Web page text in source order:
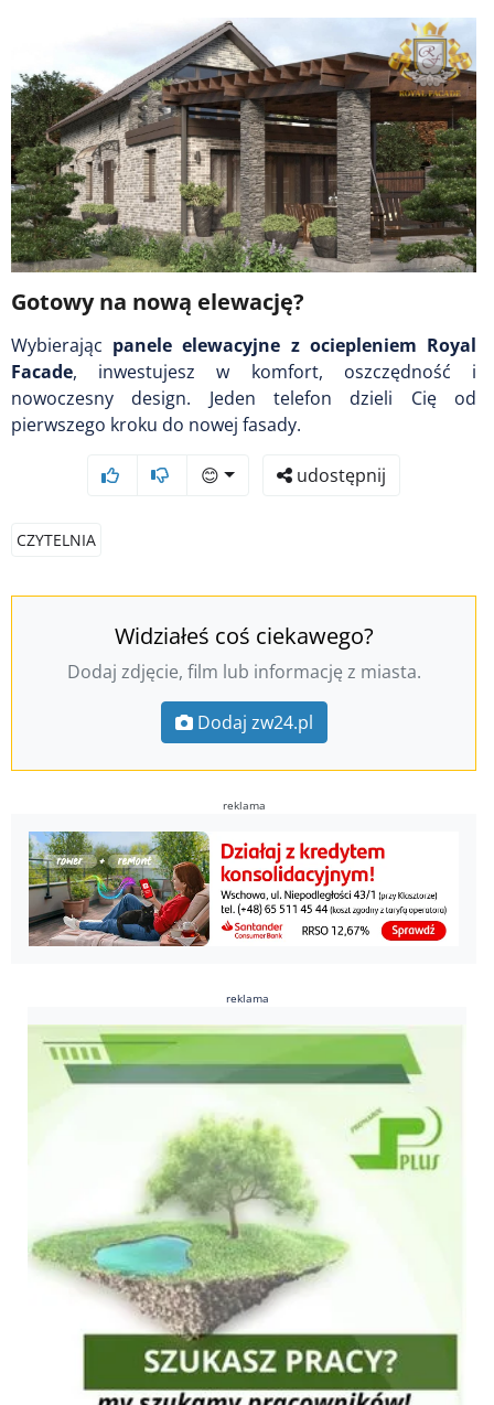
Gotowy na nową elewację?
Wybierając panele elewacyjne z ociepleniem Royal
Facade, inwestujesz w komfort, oszczędność i
nowoczesny design. Jeden telefon dzieli Cię od
pierwszego kroku do nowej fasady.
😊 udostępnij
CZYTELNIA
Widziałeś coś ciekawego?
Dodaj zdjęcie, film lub informację z miasta.
Dodaj zw24.pl
reklama
reklama